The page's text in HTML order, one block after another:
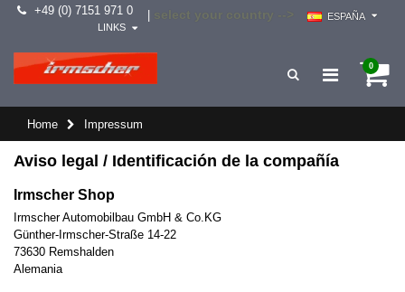
+49 (0) 7151 971 0
ESPAÑA
LINKS
0
Home Impressum
Aviso legal / Identificación de la compañía
Irmscher Shop
Irmscher Automobilbau GmbH & Co.KG
Günther-Irmscher-Straße 14-22
73630 Remshalden
Alemania